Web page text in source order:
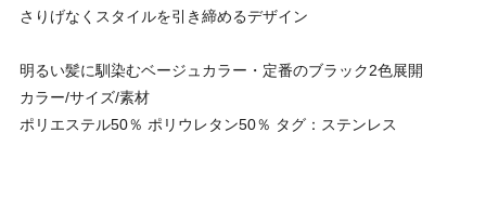
さりげなくスタイルを引き締めるデザイン
明るい髪に馴染むベージュカラー・定番のブラック2色展開
カラー/サイズ/素材
ポリエステル50％ ポリウレタン50％ タグ：ステンレス